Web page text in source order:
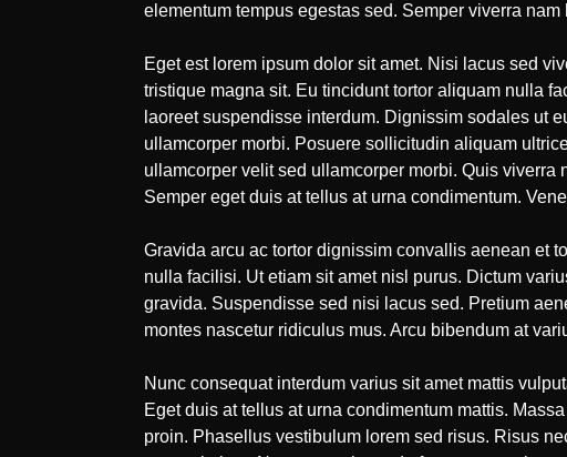
elementum tempus egestas sed. Semper viverra
Eget est lorem ipsum dolor sit amet. Nisi lacus sed
tristique magna sit. Eu tincidunt tortor aliquam nulla
laoreet suspendisse interdum. Dignissim sodales ut
ullamcorper morbi. Posuere sollicitudin aliquam
ullamcorper velit sed ullamcorper morbi. Quis
Semper eget duis at tellus at urna condimentum.
Gravida arcu ac tortor dignissim convallis aenean et
nulla facilisi. Ut etiam sit amet nisl purus. Dictum
gravida. Suspendisse sed nisi lacus sed. Pretium
montes nascetur ridiculus mus. Arcu bibendum at
Nunc consequat interdum varius sit amet mattis
Eget duis at tellus at urna condimentum mattis.
proin. Phasellus vestibulum lorem sed risus. Risus